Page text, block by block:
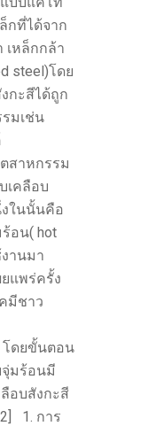
กที่ได้จาก
เหล็กกล้า
steel)โดย
กะสีได้ถูก
มเช่น
สาหกรรม
เคลือบ
ในนั้นคือ
อน( hot
านมา
แพร่ครั้ง
มีชาว
โดยขั้นตอน
มร้อนมี
อบสังกะสี
1. การ